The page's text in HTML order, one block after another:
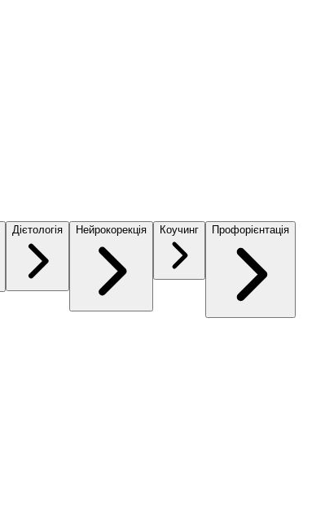
Дієтологія Нейрокорекція Коучинг Профорієнтація